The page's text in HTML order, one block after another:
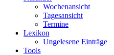
Wochenansicht
Tagesansicht
Termine
Lexikon
Ungelesene Einträge
Tools